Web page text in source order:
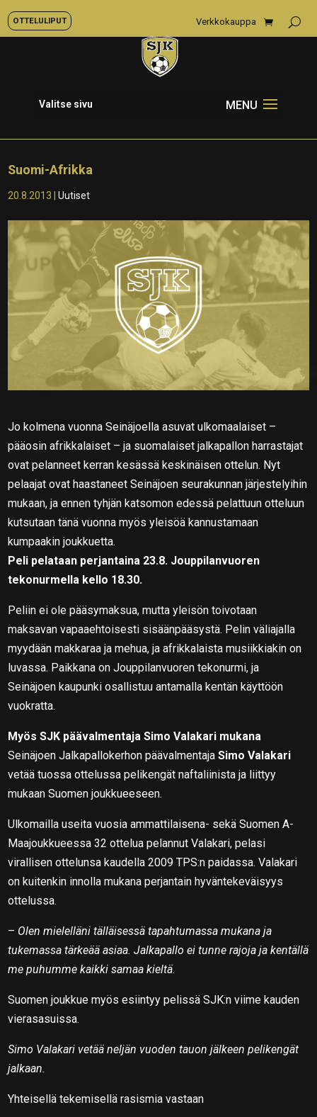
OTTELULIPUT Verkkokauppa
Valitse sivu
Suomi-Afrikka
20.8.2013 |Uutiset
Jo kolmena vuonna Seinäjoella asuvat ulkomaalaiset –
pääosin afrikkalaiset – ja suomalaiset jalkapallon harrastajat
ovat pelanneet kerran kesässä keskinäisen ottelun. Nyt
pelaajat ovat haastaneet Seinäjoen seurakunnan järjestelyihin
mukaan, ja ennen tyhjän katsomon edessä pelattuun otteluun
kutsutaan tänä vuonna myös yleisöä kannustamaan
kumpaakin joukkuetta.
Peli pelataan perjantaina 23.8. Jouppilanvuoren
tekonurmella kello 18.30.
Peliin ei ole pääsymaksua, mutta yleisön toivotaan
maksavan vapaaehtoisesti sisäänpääsystä. Pelin väliajalla
myydään makkaraa ja mehua, ja afrikkalaista musiikkiakin on
luvassa. Paikkana on Jouppilanvuoren tekonurmi, ja
Seinäjoen kaupunki osallistuu antamalla kentän käyttöön
vuokratta.
Myös SJK päävalmentaja Simo Valakari mukana
Seinäjoen Jalkapallokerhon päävalmentaja Simo Valakari
vetää tuossa ottelussa pelikengät naftaliinista ja liittyy
mukaan Suomen joukkueeseen.
Ulkomailla useita vuosia ammattilaisena- sekä Suomen A-
Maajoukkueessa 32 ottelua pelannut Valakari, pelasi
virallisen ottelunsa kaudella 2009 TPS:n paidassa. Valakari
on kuitenkin innolla mukana perjantain hyväntekeväisyys
ottelussa.
– Olen mielelläni tälläisessä tapahtumassa mukana ja
tukemassa tärkeää asiaa. Jalkapallo ei tunne rajoja ja kentällä
me puhumme kaikki samaa kieltä.
Suomen joukkue myös esiintyy pelissä SJK:n viime kauden
vierasasuissa.
Simo Valakari vetää neljän vuoden tauon jälkeen pelikengät
jalkaan.
Yhteisellä tekemisellä rasismia vastaan